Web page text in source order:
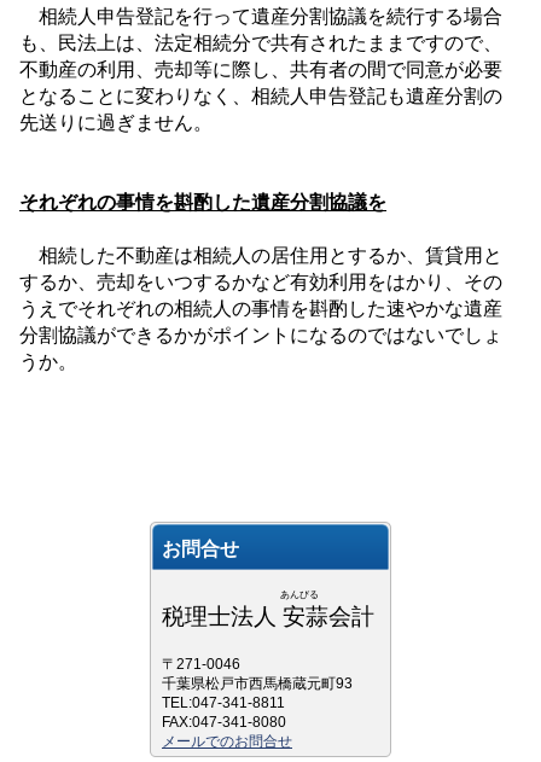
相続人申告登記を行って遺産分割協議を続行する場合
も、民法上は、法定相続分で共有されたままですので、
不動産の利用、売却等に際し、共有者の間で同意が必要
となることに変わりなく、相続人申告登記も遺産分割の
先送りに過ぎません。
それぞれの事情を斟酌した遺産分割協議を
相続した不動産は相続人の居住用とするか、賃貸用と
するか、売却をいつするかなど有効利用をはかり、その
うえでそれぞれの相続人の事情を斟酌した速やかな遺産
分割協議ができるかがポイントになるのではないでしょ
うか。
お問合せ
あんびる
税理士法人 安蒜会計
〒271-0046
千葉県松戸市西馬橋蔵元町93
TEL:047-341-8811
FAX:047-341-8080
メールでのお問合せ